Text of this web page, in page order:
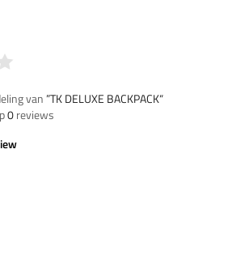
van”TK DELUXE BACKPACK“
0reviews